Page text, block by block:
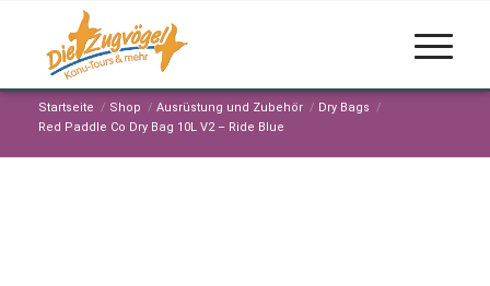
Startseite / Shop / Ausrüstung und Zubehör / Dry Bags /
Red Paddle Co Dry Bag 10L V2 – Ride Blue